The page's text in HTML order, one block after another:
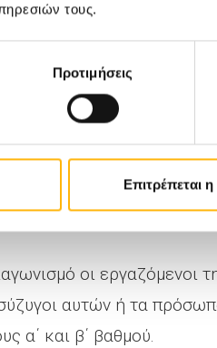
τους.
Προτιμήσεις
Επιτρέπεται
και διαρκώς
έχουν όσοι έχουν
κάτοικοι Ελλάδας, που
ο «Συμμετέχων»).
οι εργαζόμενοι
σύζυγοι αυτών ή τα
α΄ και β΄ βαθμού.